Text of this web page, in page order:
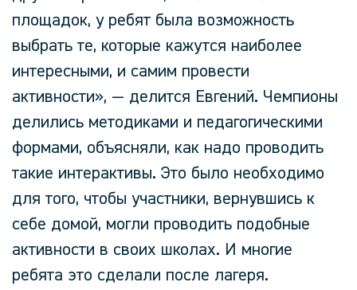
площадок, у ребят была возможность
выбрать те, которые кажутся наиболее
интересными, и самим провести
активности», — делится Евгений. Чемпионы
делились методиками и педагогическими
формами, объясняли, как надо проводить
такие интерактивы. Это было необходимо
для того, чтобы участники, вернувшись к
себе домой, могли проводить подобные
активности в своих школах. И многие
ребята это сделали после лагеря.